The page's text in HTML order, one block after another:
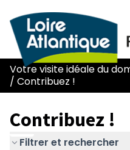
/ Contribuez !
Contribuez !
Filtrer et rechercher